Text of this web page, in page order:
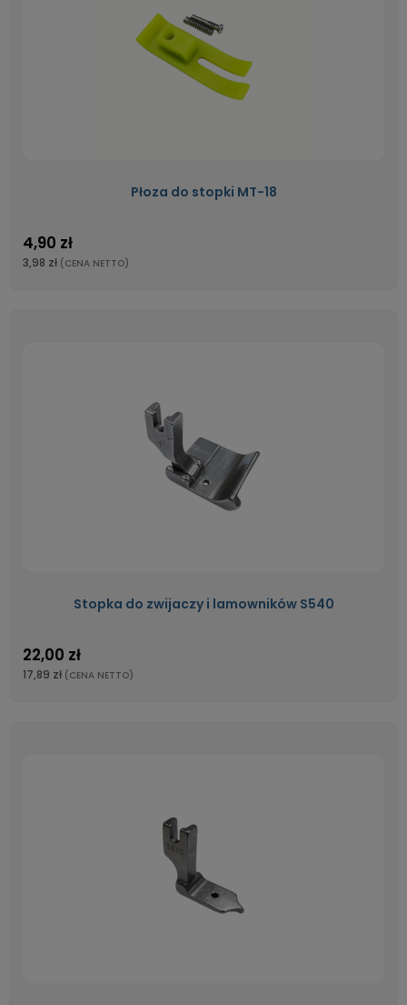
Płoza do stopki MT-18
4,90 zł
3,98 zł (CENA NETTO)
Stopka do zwijaczy i lamowników S540
22,00 zł
17,89 zł (CENA NETTO)